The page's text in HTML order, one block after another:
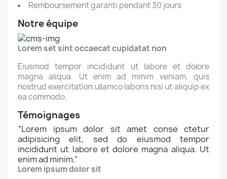
Remboursement garanti pendant 30 jours
Notre équipe
Lorem set sint occaecat cupidatat non
Eiusmod tempor incididunt ut labore et dolore
magna aliqua. Ut enim ad minim veniam, quis
nostrud exercitation ullamco laboris nisi ut aliquip ex
ea commodo.
Témoignages
“Lorem ipsum dolor sit amet conse ctetur
adipisicing elit, sed do eiusmod tempor
incididunt ut labore et dolore magna aliqua. Ut
enim ad minim.”
Lorem ipsum dolor sit